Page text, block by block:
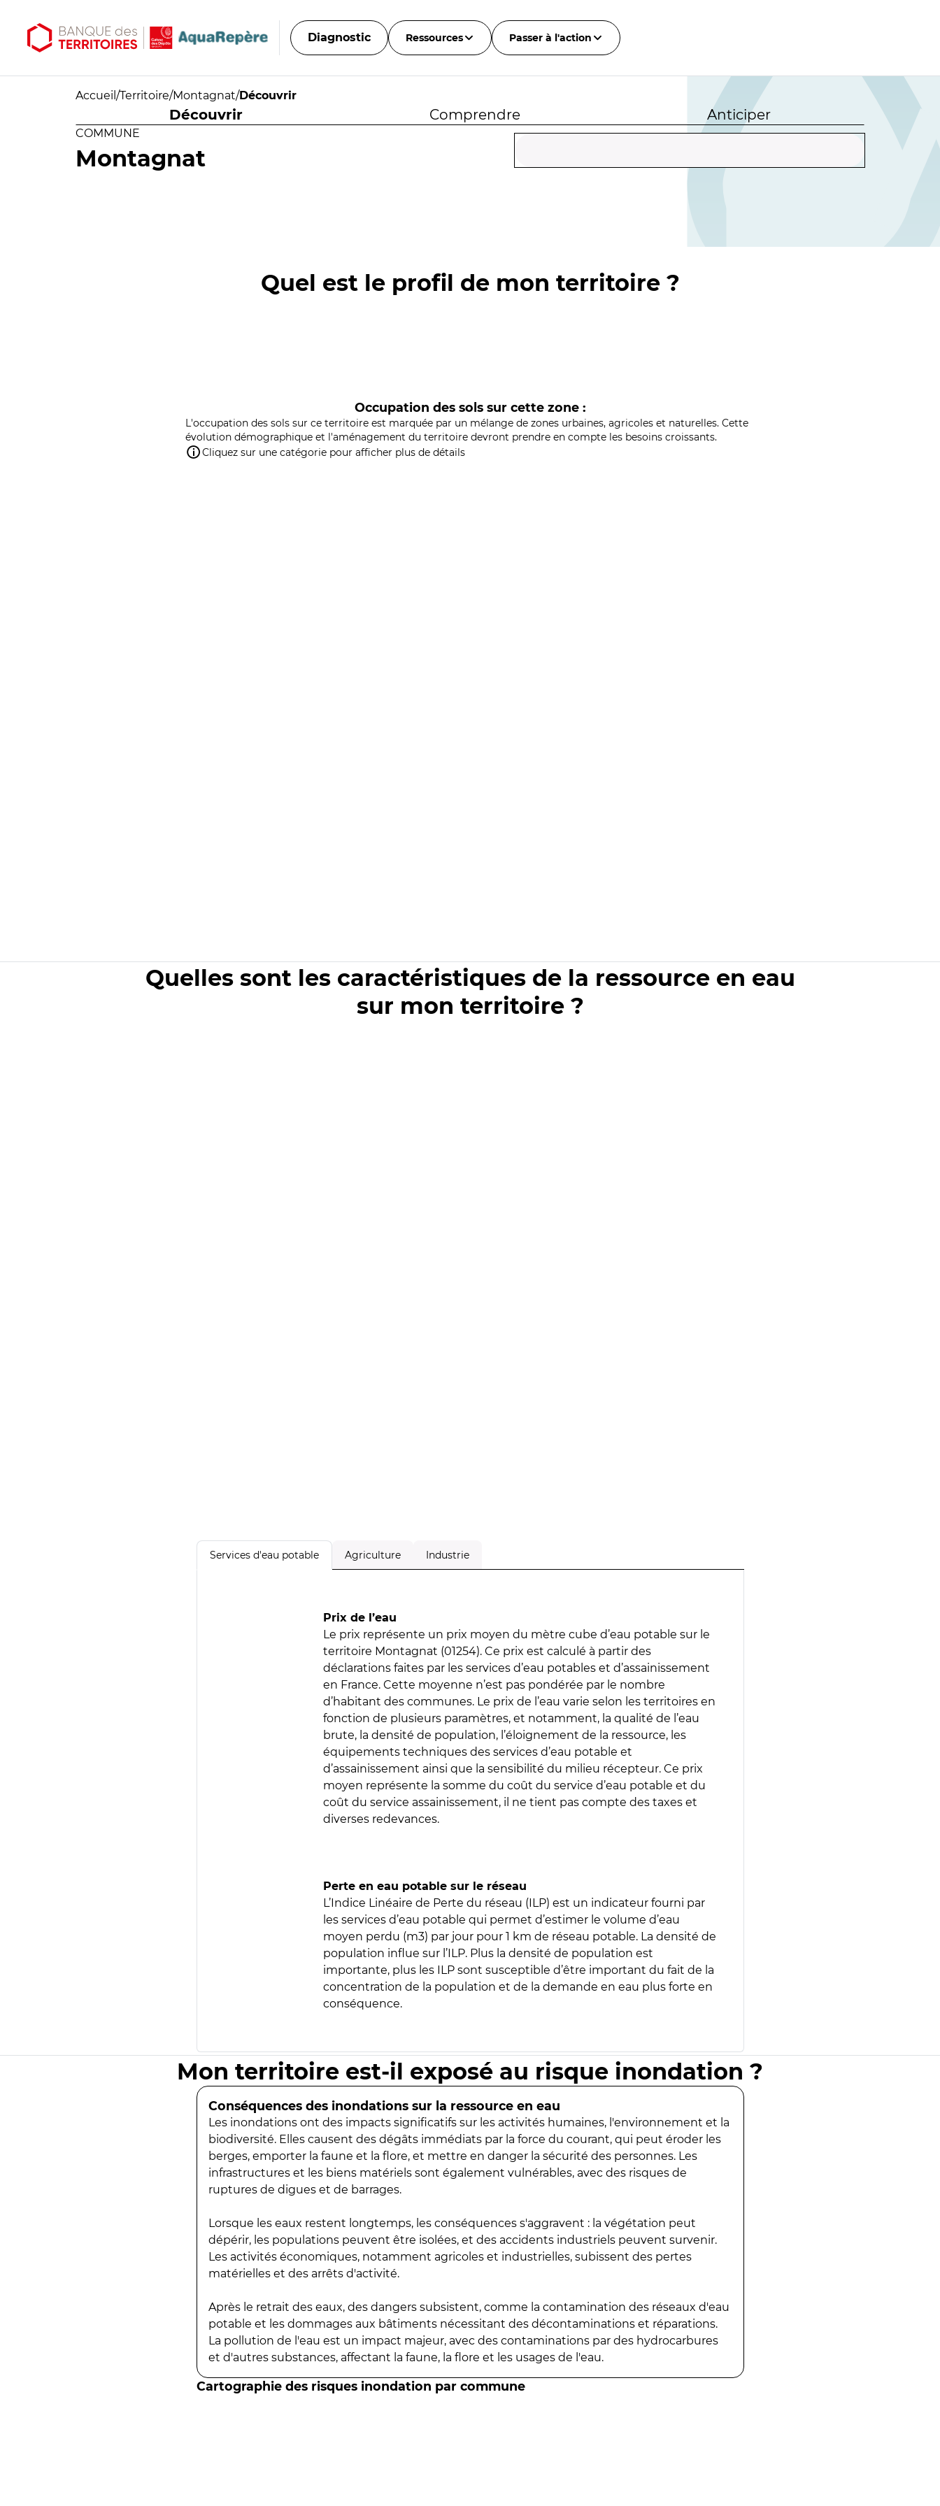
Diagnostic Ressources Passer à l'action
Accueil /Territoire/Montagnat/Découvrir
Découvrir Comprendre Anticiper
COMMUNE
Montagnat
Quel est le profil de mon territoire ?
Occupation des sols sur cette zone :
L'occupation des sols sur ce territoire est marquée par un mélange de zones urbaines, agricoles et naturelles. Cette
évolution démographique et l'aménagement du territoire devront prendre en compte les besoins croissants.
Cliquez sur une catégorie pour afficher plus de détails
Quelles sont les caractéristiques de la ressource en eau
sur mon territoire ?
Services d'eau potable Agriculture Industrie
Prix de l’eau
Le prix représente un prix moyen du mètre cube d’eau potable sur le
territoire Montagnat (01254). Ce prix est calculé à partir des
déclarations faites par les services d’eau potables et d’assainissement
en France. Cette moyenne n’est pas pondérée par le nombre
d’habitant des communes. Le prix de l’eau varie selon les territoires en
fonction de plusieurs paramètres, et notamment, la qualité de l’eau
brute, la densité de population, l’éloignement de la ressource, les
équipements techniques des services d’eau potable et
d’assainissement ainsi que la sensibilité du milieu récepteur. Ce prix
moyen représente la somme du coût du service d’eau potable et du
coût du service assainissement, il ne tient pas compte des taxes et
diverses redevances.
Perte en eau potable sur le réseau
L’Indice Linéaire de Perte du réseau (ILP) est un indicateur fourni par
les services d’eau potable qui permet d’estimer le volume d’eau
moyen perdu (m3) par jour pour 1 km de réseau potable. La densité de
population influe sur l’ILP. Plus la densité de population est
importante, plus les ILP sont susceptible d’être important du fait de la
concentration de la population et de la demande en eau plus forte en
conséquence.
Mon territoire est-il exposé au risque inondation ?
Conséquences des inondations sur la ressource en eau
Les inondations ont des impacts significatifs sur les activités humaines, l'environnement et la
biodiversité. Elles causent des dégâts immédiats par la force du courant, qui peut éroder les
berges, emporter la faune et la flore, et mettre en danger la sécurité des personnes. Les
infrastructures et les biens matériels sont également vulnérables, avec des risques de
ruptures de digues et de barrages.
Lorsque les eaux restent longtemps, les conséquences s'aggravent : la végétation peut
dépérir, les populations peuvent être isolées, et des accidents industriels peuvent survenir.
Les activités économiques, notamment agricoles et industrielles, subissent des pertes
matérielles et des arrêts d'activité.
Après le retrait des eaux, des dangers subsistent, comme la contamination des réseaux d'eau
potable et les dommages aux bâtiments nécessitant des décontaminations et réparations.
La pollution de l'eau est un impact majeur, avec des contaminations par des hydrocarbures
et d'autres substances, affectant la faune, la flore et les usages de l'eau.
Cartographie des risques inondation par commune